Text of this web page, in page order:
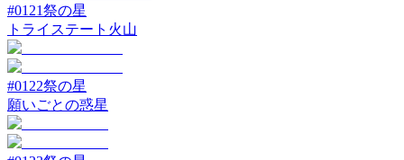
#0121祭の星
トライステート火山
#0122祭の星
願いごとの惑星